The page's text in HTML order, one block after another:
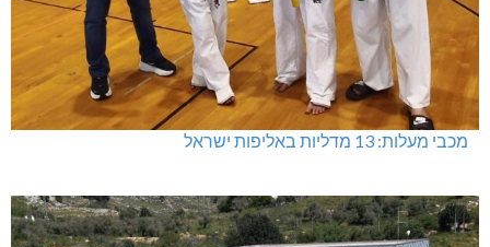
מכבי מעלות: 13 מדליות באליפות ישראל